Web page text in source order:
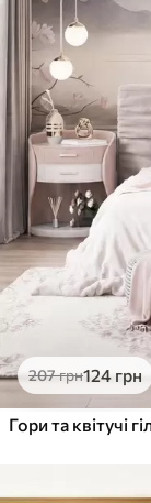
207грн124 грн